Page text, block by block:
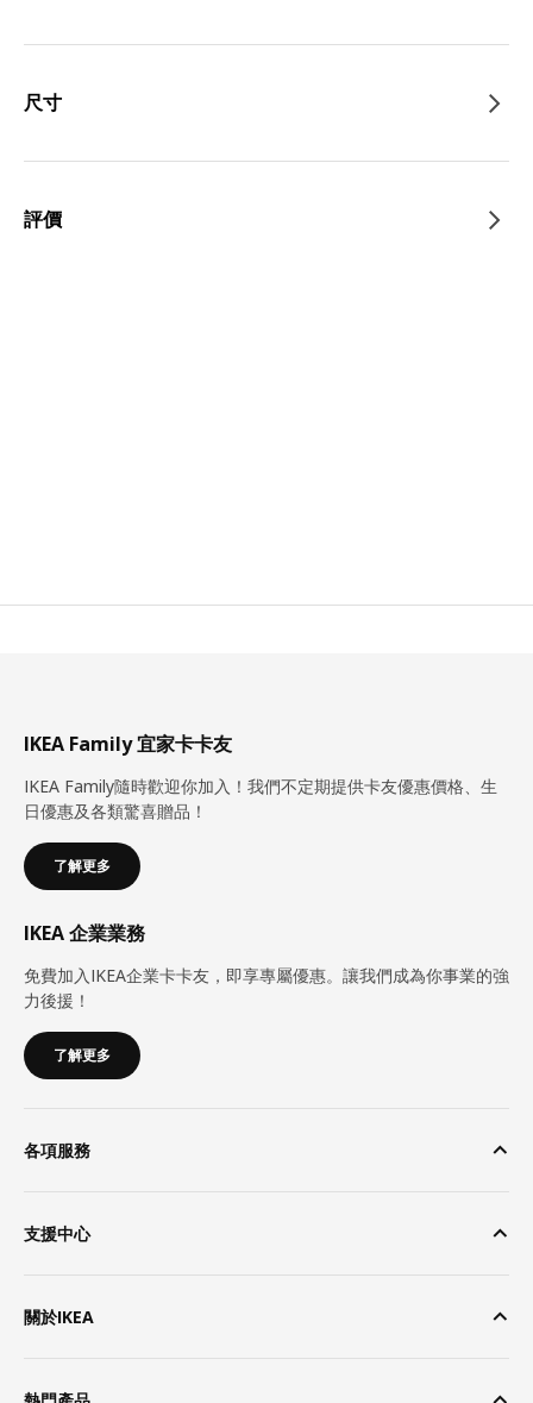
尺寸
評價
IKEA Family 宜家卡卡友
IKEA Family隨時歡迎你加入！我們不定期提供卡友優惠價格、生
日優惠及各類驚喜贈品！
了解更多
IKEA 企業業務
免費加入IKEA企業卡卡友，即享專屬優惠。讓我們成為你事業的強
力後援！
了解更多
各項服務
支援中心
關於IKEA